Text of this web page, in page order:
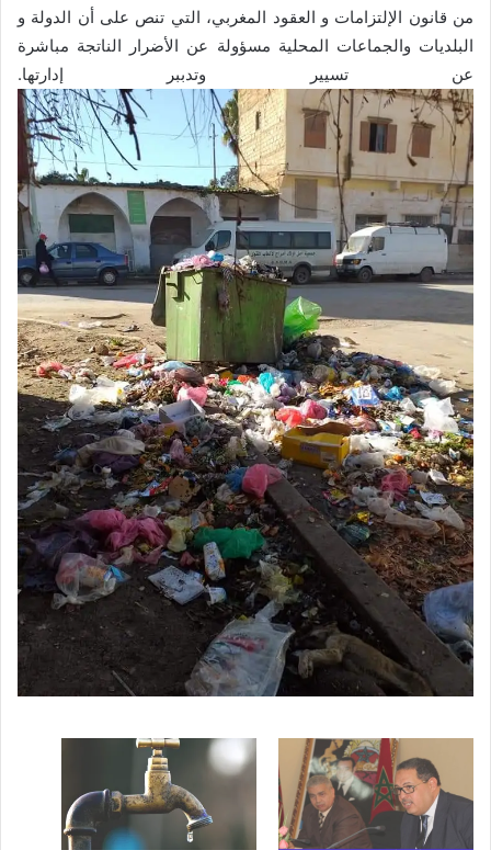
من قانون الإلتزامات و العقود المغربي، التي تنص على أن الدولة و
البلديات والجماعات المحلية مسؤولة عن الأضرار الناتجة مباشرة
عن تسيير وتدببر إدارتها.